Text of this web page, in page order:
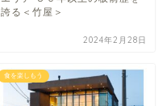
誇る＜竹屋＞
2024年2月28日
食を楽しもう